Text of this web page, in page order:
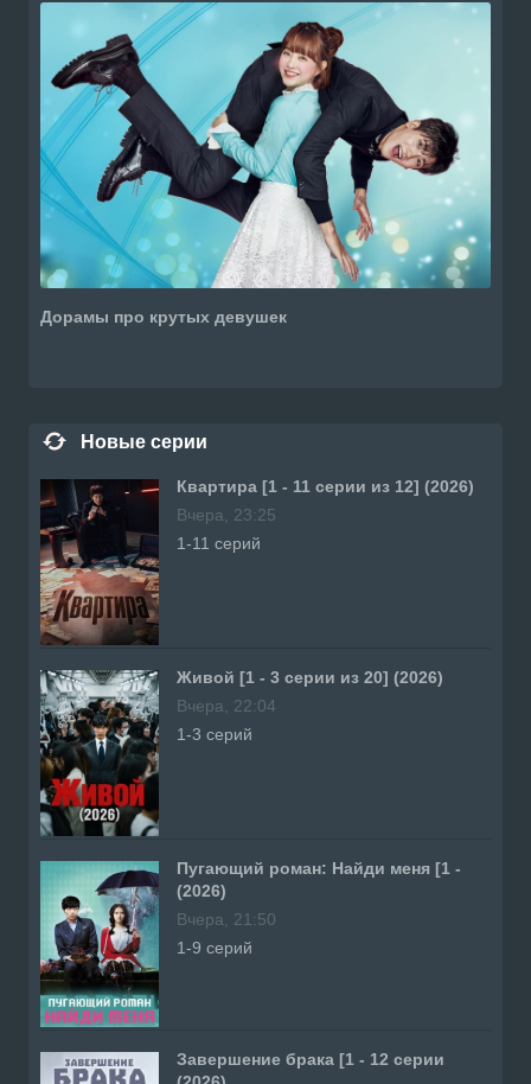
Дорамы про крутых девушек
Новые серии
Квартира [1 - 11 серии из 12] (2026)
Вчера, 23:25
1-11 серий
Живой [1 - 3 серии из 20] (2026)
Вчера, 22:04
1-3 серий
Пугающий роман: Найди меня [1 -
(2026)
Вчера, 21:50
1-9 серий
Завершение брака [1 - 12 серии